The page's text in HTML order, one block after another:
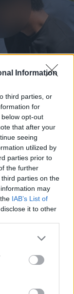
Information
third parties, or
for
opt-out
that after your
seeing
utilized by
parties prior to
the further
parties on the
may
IAB’s List of
it to other
or more Google
may click to
party tags to
in below Google
Ινδοί για τη